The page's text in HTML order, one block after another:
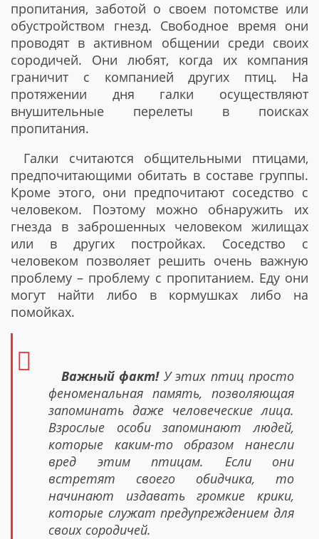
пропитания, заботой о своем потомстве или
обустройством гнезд. Свободное время они
проводят в активном общении среди своих
сородичей. Они любят, когда их компания
граничит с компанией других птиц. На
протяжении дня галки осуществляют
внушительные перелеты в поисках
пропитания.
Галки считаются общительными птицами,
предпочитающими обитать в составе группы.
Кроме этого, они предпочитают соседство с
человеком. Поэтому можно обнаружить их
гнезда в заброшенных человеком жилищах
или в других постройках. Соседство с
человеком позволяет решить очень важную
проблему – проблему с пропитанием. Еду они
могут найти либо в кормушках либо на
помойках.
Важный факт!У этих птиц просто
феноменальная память, позволяющая
запоминать даже человеческие лица.
Взрослые особи запоминают людей,
которые каким-то образом нанесли
вред этим птицам. Если они
встретят своего обидчика, то
начинают издавать громкие крики,
которые служат предупреждением для
своих сородичей.